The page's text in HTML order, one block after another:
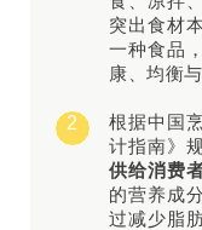
突出食材
一种食品
康、均衡
2
根据中国
计指南》
供给消费
的营养成
过减少脂